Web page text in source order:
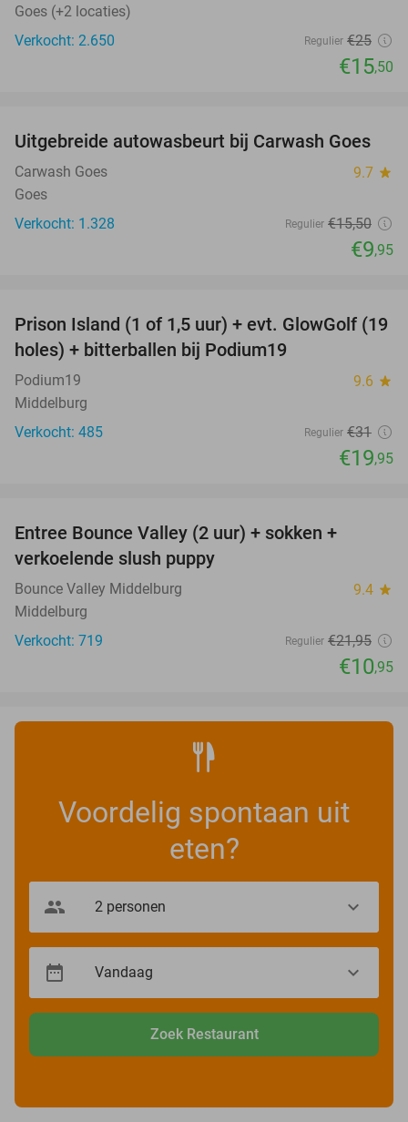
Goes (+2 locaties)
Verkocht: 2.650
Regulier €25
€15,50
36%
Uitgebreide autowasbeurt bij Carwash Goes
Carwash Goes 9.7 star
Goes
Verkocht: 1.328
Regulier €15,50
€9,95
36%
Prison Island (1 of 1,5 uur) + evt. GlowGolf (19
holes) + bitterballen bij Podium19
Podium19 9.6 star
Middelburg
Verkocht: 485
Regulier €31
€19,95
Entree Bounce Valley (2 uur) + sokken +
verkoelende slush puppy
Bounce Valley Middelburg 9.4 star
Middelburg
Verkocht: 719
Regulier €21,95
€10,95
Voordelig spontaan uit
eten?
Zoek Restaurant